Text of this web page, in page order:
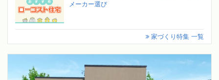
メーカー選び
家づくり特集 一覧